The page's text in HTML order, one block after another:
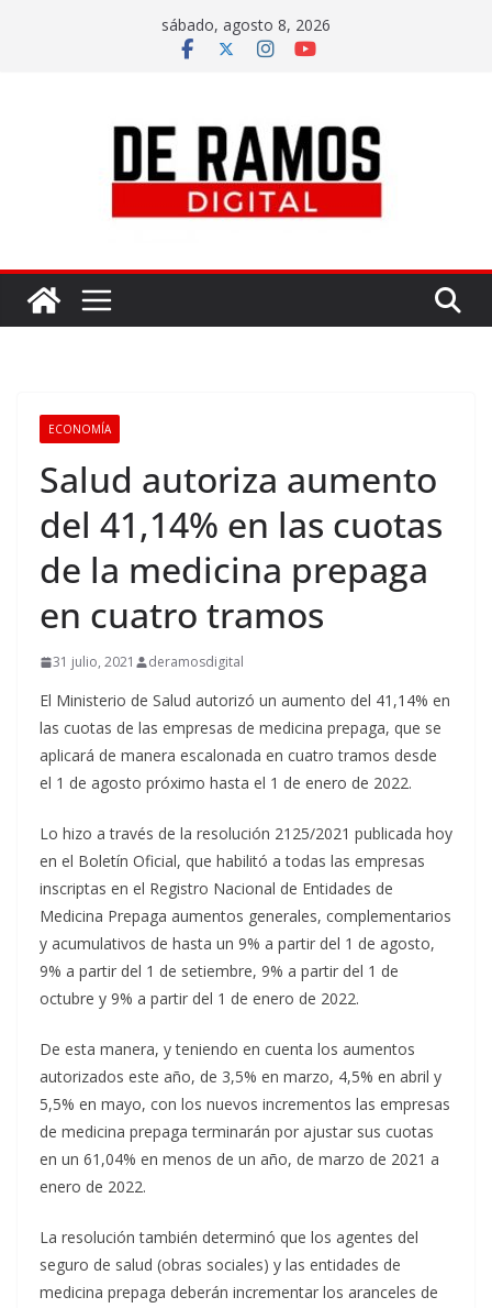
sábado, agosto 8, 2026
ECONOMÍA
Salud autoriza aumento
del 41,14% en las cuotas
de la medicina prepaga
en cuatro tramos
31 julio, 2021 deramosdigital
El Ministerio de Salud autorizó un aumento del 41,14% en
las cuotas de las empresas de medicina prepaga, que se
aplicará de manera escalonada en cuatro tramos desde
el 1 de agosto próximo hasta el 1 de enero de 2022.
Lo hizo a través de la resolución 2125/2021 publicada hoy
en el Boletín Oficial, que habilitó a todas las empresas
inscriptas en el Registro Nacional de Entidades de
Medicina Prepaga aumentos generales, complementarios
y acumulativos de hasta un 9% a partir del 1 de agosto,
9% a partir del 1 de setiembre, 9% a partir del 1 de
octubre y 9% a partir del 1 de enero de 2022.
De esta manera, y teniendo en cuenta los aumentos
autorizados este año, de 3,5% en marzo, 4,5% en abril y
5,5% en mayo, con los nuevos incrementos las empresas
de medicina prepaga terminarán por ajustar sus cuotas
en un 61,04% en menos de un año, de marzo de 2021 a
enero de 2022.
La resolución también determinó que los agentes del
seguro de salud (obras sociales) y las entidades de
medicina prepaga deberán incrementar los aranceles de